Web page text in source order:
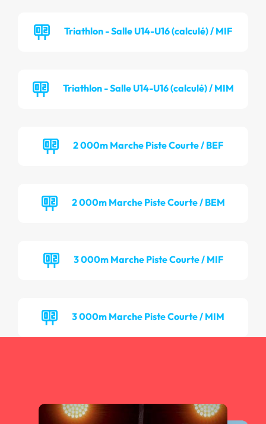
Triathlon - Salle U14-U16 (calculé) / MIF
Triathlon - Salle U14-U16 (calculé) / MIM
2 000m Marche Piste Courte / BEF
2 000m Marche Piste Courte / BEM
3 000m Marche Piste Courte / MIF
3 000m Marche Piste Courte / MIM